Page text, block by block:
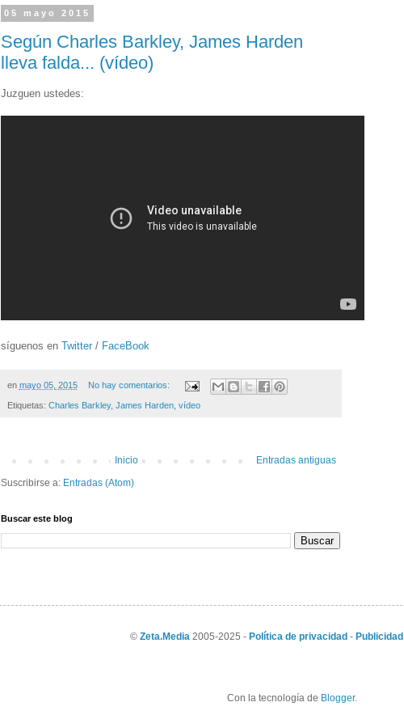
05 mayo 2015
Según Charles Barkley, James Harden
lleva falda... (vídeo)
Juzguen ustedes:
síguenos en Twitter/ FaceBook
en mayo 05, 2015 No hay comentarios:
Etiquetas: Charles Barkley, James Harden, vídeo
Entradas antiguas
Inicio
Suscribirse a: Entradas (Atom)
Buscar este blog
© Zeta.Media 2005-2025 - Política de privacidad - Publicidad
Con la tecnología de Blogger.